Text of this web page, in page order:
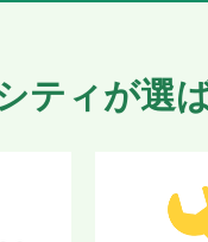
ティが選